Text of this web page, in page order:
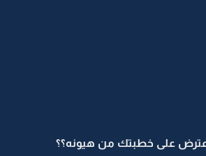
اعترض على خطبتك من هيونه؟؟